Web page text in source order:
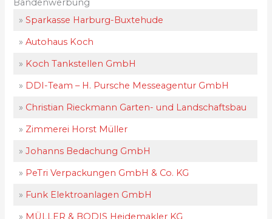
Bandenwerbung
» Sparkasse Harburg-Buxtehude
» Autohaus Koch
» Koch Tankstellen GmbH
» DDI-Team – H. Pursche Messeagentur GmbH
» Christian Rieckmann Garten- und Landschaftsbau
» Zimmerei Horst Müller
» Johanns Bedachung GmbH
» PeTri Verpackungen GmbH & Co. KG
» Funk Elektroanlagen GmbH
» MÜLLER & BODIS Heidemakler KG